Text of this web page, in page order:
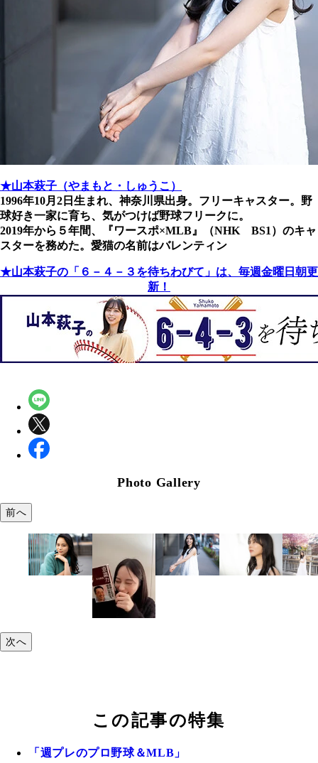
★山本萩子（やまもと・しゅうこ）
1996年10月2日生まれ、神奈川県出身。フリーキャスター。野
球好き一家に育ち、気がつけば野球フリークに。
2019年から５年間、『ワースポ×MLB』（NHK BS1）のキャ
スターを務めた。愛猫の名前はバレンティン
★山本萩子の「６－４－３を待ちわびて」は、毎週金曜日朝更
新！
Photo Gallery
前へ
次へ
この記事の特集
「週プレのプロ野球＆MLB」